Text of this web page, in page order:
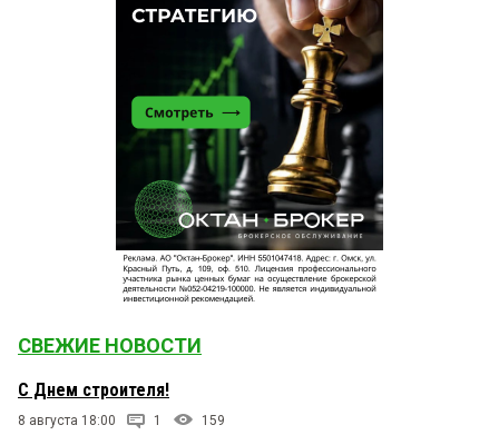
СВЕЖИЕ НОВОСТИ
С Днем строителя!
8 августа 18:00 1 159